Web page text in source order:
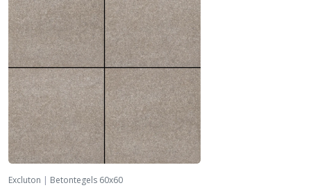
Excluton | Betontegels 60x60